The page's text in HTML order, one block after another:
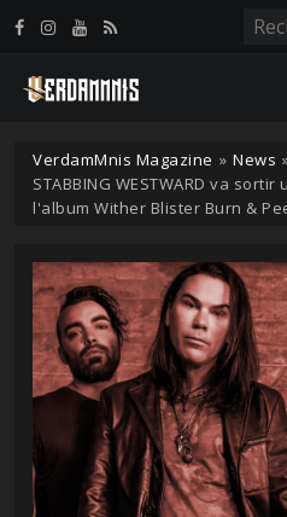
VerdamMnis Magazine » News
STABBING WESTWARD va
l'album Wither Blister Burn &
Panneau de gestion des cookies